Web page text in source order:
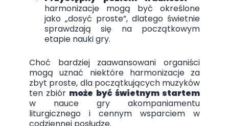
harmonizacje mogą być określone
jako „dosyć proste”, dlatego świetnie
sprawdzają się na początkowym
etapie nauki gry.
Choć bardziej zaawansowani organiści
mogą uznać niektóre harmonizacje za
zbyt proste, dla początkujących muzyków
ten zbiór może być świetnym startem
w nauce gry akompaniamentu
liturgicznego i cennym wsparciem w